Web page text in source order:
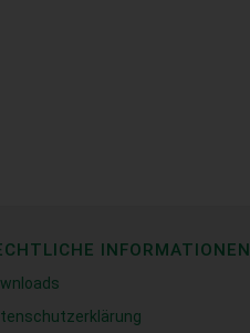
INFORMATIONEN